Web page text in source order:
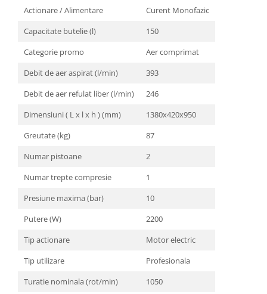
Pachete Incorporabile
Pirostrii & Arzatoare
Semanatoare,Plantatoare
Sere
Sobe pe gaz & electrice
Suflante & Aspiratoare
Aspiratoare
Ventilatoare & Sisteme Racire
Aparate de aer conditionat
Ventilatoare
Actionare / Alimentare
Curent Monofazic
Capacitate butelie (l)
150
Categorie promo
Aer comprimat
Debit de aer aspirat (l/min)
393
Debit de aer refulat liber (l/min)
246
Dimensiuni ( L x l x h ) (mm)
1380x420x950
Greutate (kg)
87
Numar pistoane
2
Numar trepte compresie
1
Presiune maxima (bar)
10
Putere (W)
2200
Tip actionare
Motor electric
Tip utilizare
Profesionala
Turatie nominala (rot/min)
1050